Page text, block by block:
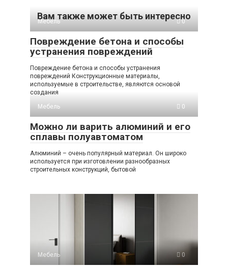
Вам также может быть интересно
Мебель 0
Повреждение бетона и способы
устранения повреждений
Повреждение бетона и способы устранения
повреждений Конструкционные материалы,
используемые в строительстве, являются основой
создания
Мебель
0
Можно ли варить алюминий и его
сплавы полуавтоматом
Алюминий – очень популярный материал. Он широко
используется при изготовлении разнообразных
строительных конструкций, бытовой
Мебель 0